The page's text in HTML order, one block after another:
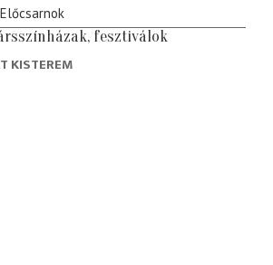
Előcsarnok
fesztiválok
KISTEREM